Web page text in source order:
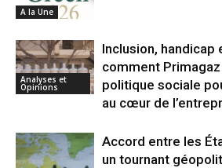
A la Une
Analyses et
Opinions
Inclusion, handicap
comment
politique sociale
au cœur de
Accord entre les
un tournant